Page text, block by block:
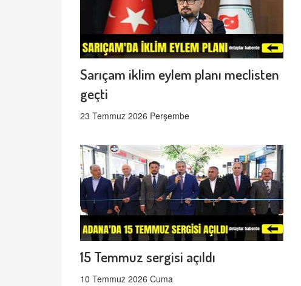
Sarıçam iklim eylem planı meclisten
geçti
23 Temmuz 2026 Perşembe
15 Temmuz sergisi açıldı
10 Temmuz 2026 Cuma